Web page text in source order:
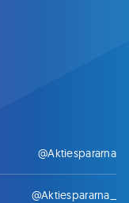
@Aktiespararna
@Aktiespararna_